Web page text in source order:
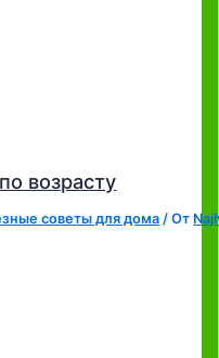
возрасту
советы для дома / От